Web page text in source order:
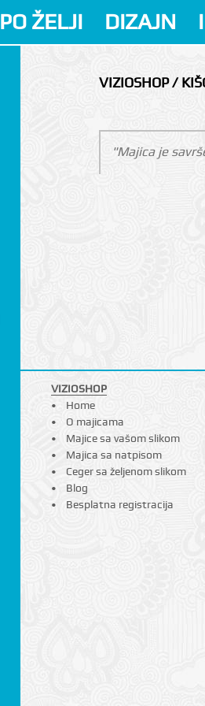
PO ŽELJI DIZAJN
VIZIOSHOP /
"Majica je
VIZIOSHOP
Home
O majicama
Majice sa vašom slikom
Majica sa natpisom
Ceger sa željenom slikom
Blog
Besplatna registracija